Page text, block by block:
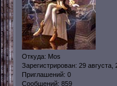
Откуда: Mos
Зарегистрирован: 29 августа,
Приглашений: 0
Сообщений: 859